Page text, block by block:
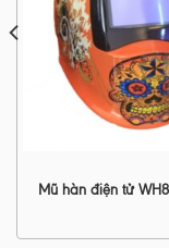
Mũ hàn điện tử